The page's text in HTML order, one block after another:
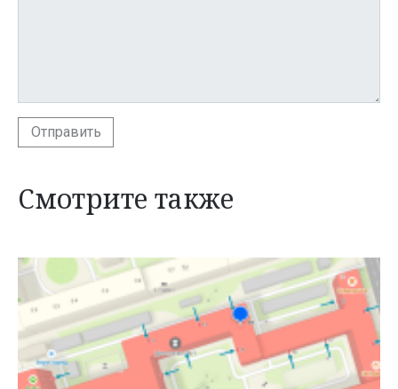
Отправить
Смотрите также